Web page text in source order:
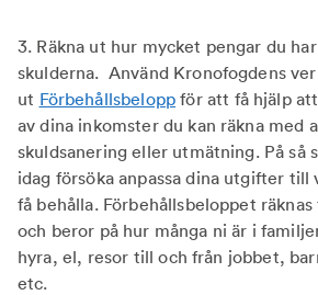
3. Räkna ut hur mycket pengar du
skulderna. Använd Kronofogdens
ut Förbehållsbelopp för att få hjälp
av dina inkomster du kan räkna med
skuldsanering eller utmätning. På så
idag försöka anpassa dina utgifter till
få behålla. Förbehållsbeloppet
och beror på hur många ni är i
hyra, el, resor till och från jobbet,
etc.